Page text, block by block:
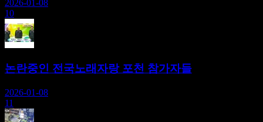
2026-01-08
10
논란중인 전국노래자랑 포천 참가자들
2026-01-08
11